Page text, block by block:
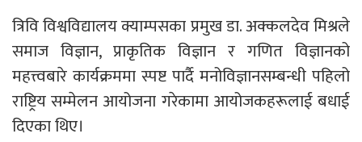
त्रिवि विश्वविद्यालय क्याम्पसका प्रमुख डा. अक्कलदेव मिश्रले
समाज विज्ञान, प्राकृतिक विज्ञान र गणित विज्ञानको
महत्त्वबारे कार्यक्रममा स्पष्ट पार्दै मनोविज्ञानसम्बन्धी पहिलो
राष्ट्रिय सम्मेलन आयोजना गरेकामा आयोजकहरूलाई बधाई
दिएका थिए।